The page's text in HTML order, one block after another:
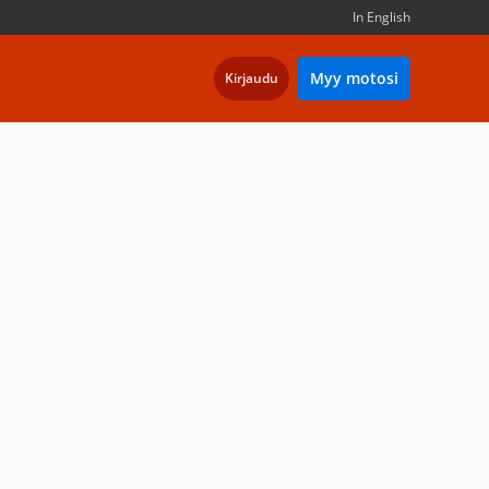
In English
Kirjaudu Myy motosi